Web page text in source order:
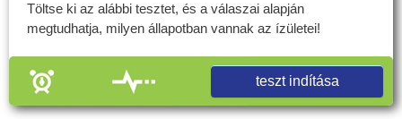
Töltse ki az alábbi tesztet, és a válaszai alapján
megtudhatja, milyen állapotban vannak az ízületei!
teszt indítása